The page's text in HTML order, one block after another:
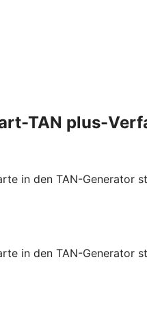
TAN plus-
in den TAN-
in den TAN-